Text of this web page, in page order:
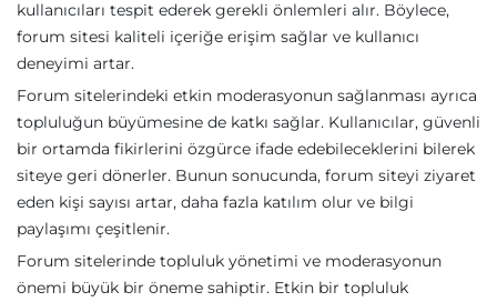
kullanıcıları tespit ederek gerekli önlemleri alır. Böylece,
forum sitesi kaliteli içeriğe erişim sağlar ve kullanıcı
deneyimi artar.
Forum sitelerindeki etkin moderasyonun sağlanması ayrıca
topluluğun büyümesine de katkı sağlar. Kullanıcılar, güvenli
bir ortamda fikirlerini özgürce ifade edebileceklerini bilerek
siteye geri dönerler. Bunun sonucunda, forum siteyi ziyaret
eden kişi sayısı artar, daha fazla katılım olur ve bilgi
paylaşımı çeşitlenir.
Forum sitelerinde topluluk yönetimi ve moderasyonun
önemi büyük bir öneme sahiptir. Etkin bir topluluk